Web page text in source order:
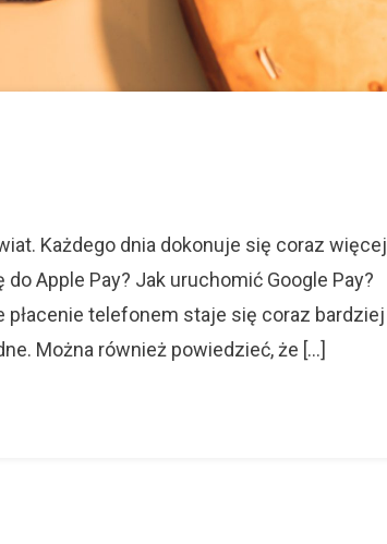
Każdego dnia dokonuje się coraz więcej
Apple Pay? Jak uruchomić Google Pay?
płacenie telefonem staje się coraz bardziej
Można również powiedzieć, że […]